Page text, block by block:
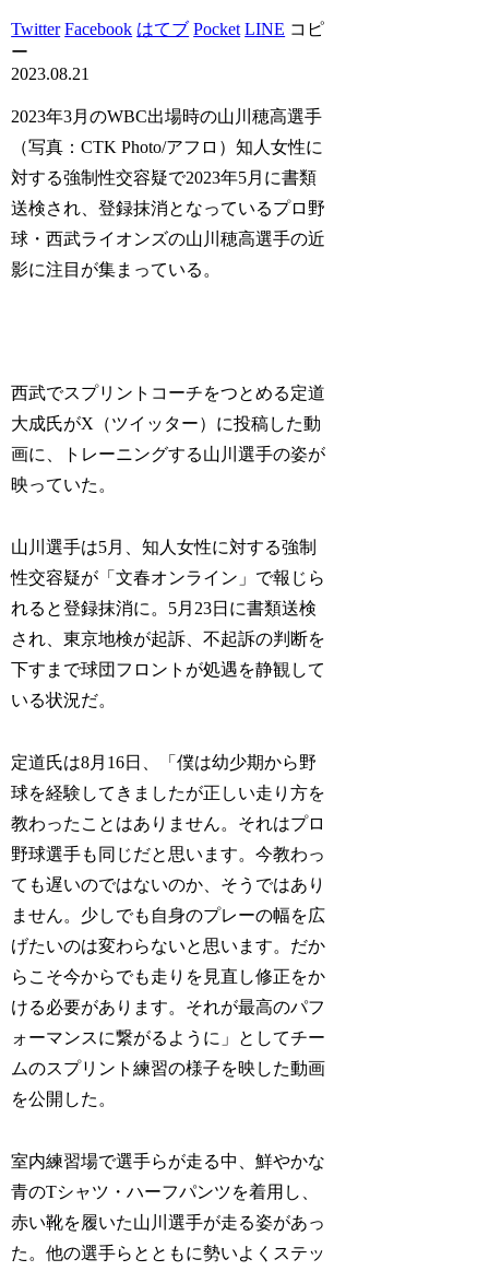
Twitter Facebook はてブ Pocket LINE コピ
ー
2023.08.21
2023年3月のWBC出場時の山川穂高選手
（写真：CTK Photo/アフロ）知人女性に
対する強制性交容疑で2023年5月に書類
送検され、登録抹消となっているプロ野
球・西武ライオンズの山川穂高選手の近
影に注目が集まっている。
西武でスプリントコーチをつとめる定道
大成氏がX（ツイッター）に投稿した動
画に、トレーニングする山川選手の姿が
映っていた。
山川選手は5月、知人女性に対する強制
性交容疑が「文春オンライン」で報じら
れると登録抹消に。5月23日に書類送検
され、東京地検が起訴、不起訴の判断を
下すまで球団フロントが処遇を静観して
いる状況だ。
定道氏は8月16日、「僕は幼少期から野
球を経験してきましたが正しい走り方を
教わったことはありません。それはプロ
野球選手も同じだと思います。今教わっ
ても遅いのではないのか、そうではあり
ません。少しでも自身のプレーの幅を広
げたいのは変わらないと思います。だか
らこそ今からでも走りを見直し修正をか
ける必要があります。それが最高のパフ
ォーマンスに繋がるように」としてチー
ムのスプリント練習の様子を映した動画
を公開した。
室内練習場で選手らが走る中、鮮やかな
青のTシャツ・ハーフパンツを着用し、
赤い靴を履いた山川選手が走る姿があっ
た。他の選手らとともに勢いよくステッ